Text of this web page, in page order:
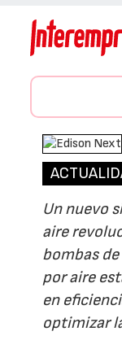
Un nuevo
aire
bombas
por aire
en
optimizar